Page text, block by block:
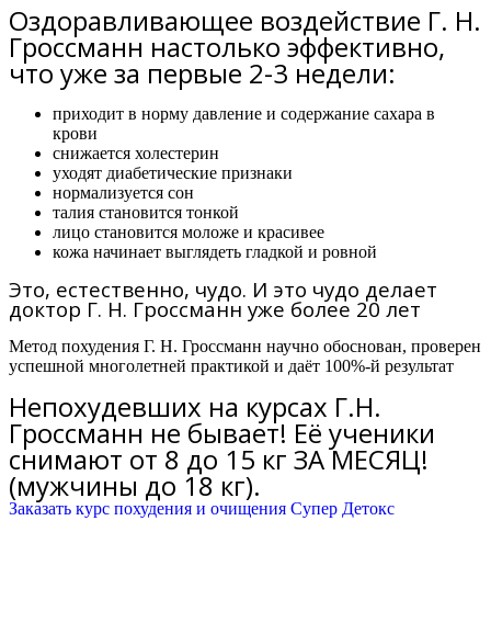
Оздоравливающее воздействие Г. Н.
Гроссманн настолько эффективно,
что уже за первые 2-3 недели:
приходит в норму давление и содержание сахара в
крови
снижается холестерин
уходят диабетические признаки
нормализуется сон
талия становится тонкой
лицо становится моложе и красивее
кожа начинает выглядеть гладкой и ровной
Это, естественно, чудо. И это чудо делает
доктор Г. Н. Гроссманн уже более 20 лет
Метод похудения Г. Н. Гроссманн научно обоснован, проверен
успешной многолетней практикой и даёт 100%-й результат
Непохудевших на курсах Г.Н.
Гроссманн не бывает! Её ученики
снимают от 8 до 15 кг ЗА МЕСЯЦ!
(мужчины до 18 кг).
Заказать курс похудения и очищения Супер Детокс